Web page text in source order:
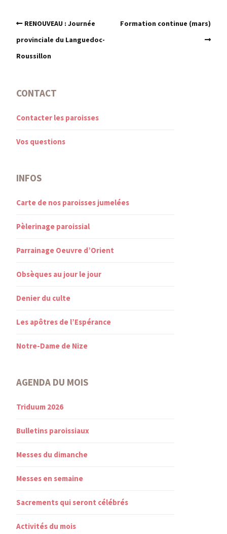
RENOUVEAU : Journée
provinciale du Languedoc-
Roussillon
Formation continue (mars)
CONTACT
Contacter les paroisses
Vos questions
INFOS
Carte de nos paroisses jumelées
Pèlerinage paroissial
Parrainage Oeuvre d’Orient
Obsèques au jour le jour
Denier du culte
Les apôtres de l’Espérance
Notre-Dame de Nize
AGENDA DU MOIS
Triduum 2026
Bulletins paroissiaux
Messes du dimanche
Messes en semaine
Sacrements qui seront célébrés
Activités du mois